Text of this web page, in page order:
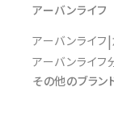
アーバンライフ
アーバンライフ
アーバンライフ
その他のブラン